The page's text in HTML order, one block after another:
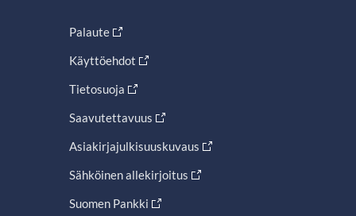
Palaute
Käyttöehdot
Tietosuoja
Saavutettavuus
Asiakirjajulkisuuskuvaus
Sähköinen allekirjoitus
Suomen Pankki